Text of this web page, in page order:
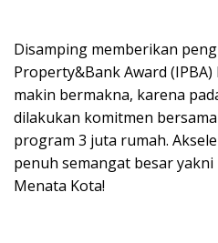
Disamping memberikan
Property&Bank Award (IPBA)
makin bermakna, karena
dilakukan komitmen
program 3 juta rumah.
penuh semangat besar
Menata Kota!